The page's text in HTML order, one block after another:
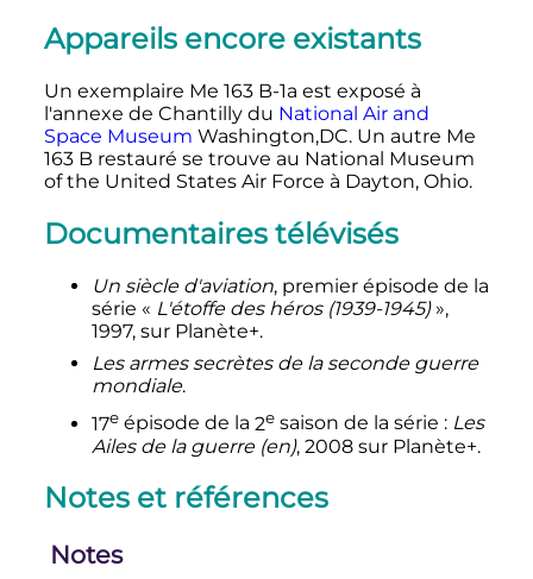
Appareils encore existants
Un exemplaire Me 163 B-1a est exposé à
l'annexe de Chantilly du National Air and
Space Museum Washington,DC. Un autre Me
163 B restauré se trouve au National Museum
of the United States Air Force à Dayton, Ohio.
Documentaires télévisés
Un siècle d'aviation, premier épisode de la
série « L'étoffe des héros (1939-1945) »,
1997, sur Planète+.
Les armes secrètes de la seconde guerre
mondiale.
17e épisode de la 2e saison de la série : Les
Ailes de la guerre (en), 2008 sur Planète+.
Notes et références
Notes